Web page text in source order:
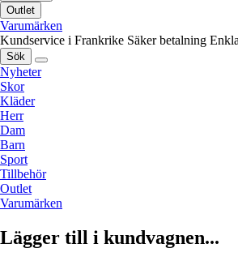
Outlet
Varumärken
Kundservice i Frankrike Säker betalning
Sök
Nyheter
Skor
Kläder
Herr
Dam
Barn
Sport
Tillbehör
Outlet
Varumärken
Lägger till i kundvagnen...